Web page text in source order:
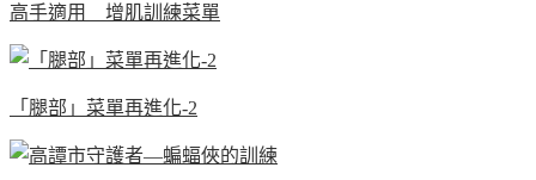
高手適用 增肌訓練菜單
「腿部」菜單再進化-2